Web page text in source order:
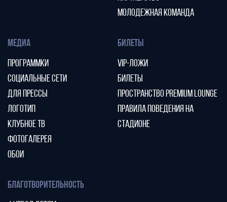
МОЛОДЕЖНАЯ КОМАНДА
МЕДИА
ПРОГРАММКИ
СОЦИАЛЬНЫЕ СЕТИ
ДЛЯ ПРЕССЫ
ЛОГОТИП
КЛУБНОЕ ТВ
ФОТОГАЛЕРЕЯ
ОБОИ
БИЛЕТЫ
VIP-ЛОЖИ
БИЛЕТЫ
ПРОСТРАНСТВО PREMIUM LOUNGE
ПРАВИЛА ПОВЕДЕНИЯ НА
СТАДИОНЕ
БЛАГОТВОРИТЕЛЬНОСТЬ